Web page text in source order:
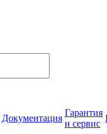
Документация
Гарантия
и сервис